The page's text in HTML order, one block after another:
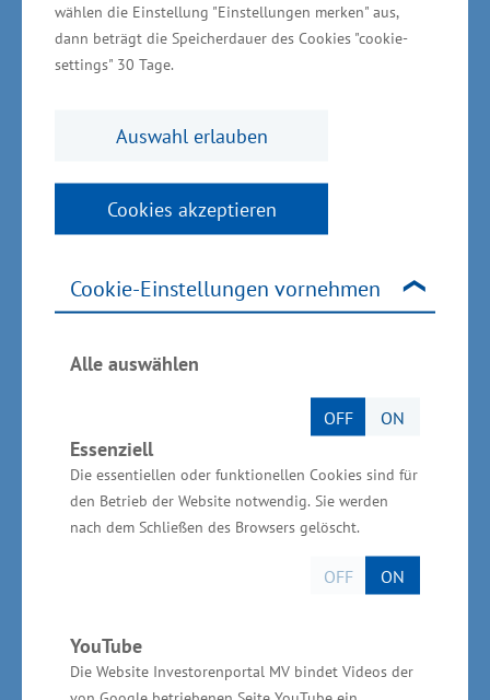
wählen die Einstellung "Einstellungen merken" aus,
dann beträgt die Speicherdauer des Cookies "cookie-
settings" 30 Tage.
Auswahl erlauben
Cookies akzeptieren
Cookie-Einstellungen vornehmen
Alle auswählen
OFF ON
Essenziell
Die essentiellen oder funktionellen Cookies sind für
den Betrieb der Website notwendig. Sie werden
nach dem Schließen des Browsers gelöscht.
OFF ON
YouTube
Die Website Investorenportal MV bindet Videos der
Ob Solar- oder Bioenergie, Windkraft,
Wasserstoff oder Elektromobilität – hier wird
aus Technik echtes Erlebnis: Wie klingt
aus nächster Nähe? Was passiert hinter den
Kulissen eines Wärmespeichers in Rostock? Und
wer gewinnt beim Familiencup auf der Carrera-
Akteurinnen und Akteure, die Lust haben, die
herzlich eingeladen, am EnergieTag MV
Informationen zur Anmeldung und
Mitgestaltung gibt es unter:www.energietag-
mv.de